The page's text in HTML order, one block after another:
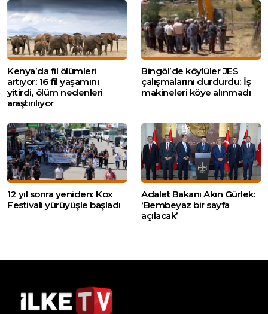
Kenya’da fil ölümleri
artıyor: 16 fil yaşamını
yitirdi, ölüm nedenleri
araştırılıyor
Bingöl’de köylüler JES
çalışmalarını durdurdu: İş
makineleri köye alınmadı
12 yıl sonra yeniden: Kox
Festivali yürüyüşle başladı
Adalet Bakanı Akın Gürlek:
‘Bembeyaz bir sayfa
açılacak’